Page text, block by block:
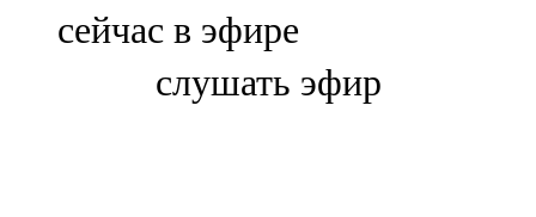
сейчас в эфире
слушать эфир